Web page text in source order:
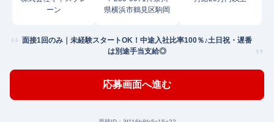
ーン
県横浜市鶴見区駒岡
面接1回のみ｜未経験スタートOK！中途入社比率100％♪土日祝・遅番
は別途手当支給◎
応募画面へ進む